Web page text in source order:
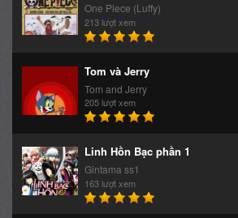
One Piece (Luffy)
213 lượt xem
Tom và Jerry
Tom and Jerry
205 lượt xem
Linh Hồn Bạc phần 1
Gintama ss1
163 lượt xem